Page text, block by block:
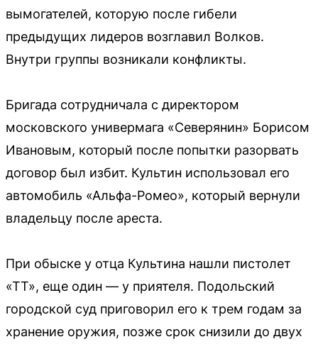
вымогателей, которую после гибели
предыдущих лидеров возглавил Волков.
Внутри группы возникали конфликты.
Бригада сотрудничала с директором
московского универмага «Северянин» Борисом
Ивановым, который после попытки разорвать
договор был избит. Культин использовал его
автомобиль «Альфа-Ромео», который вернули
владельцу после ареста.
При обыске у отца Культина нашли пистолет
«ТТ», еще один — у приятеля. Подольский
городской суд приговорил его к трем годам за
хранение оружия, позже срок снизили до двух